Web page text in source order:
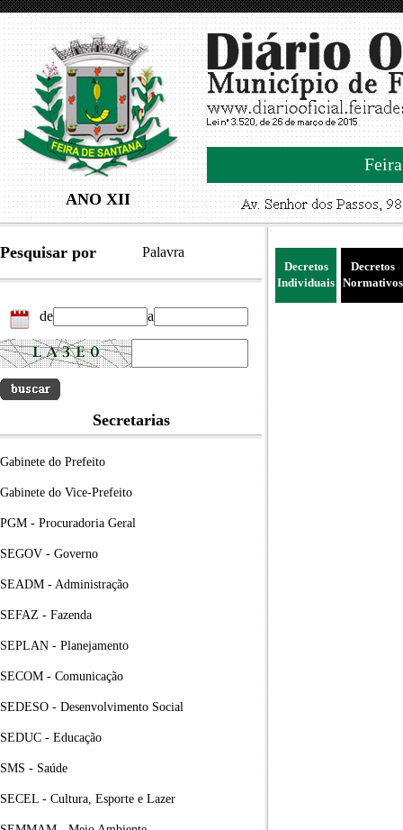
ANO XII
Pesquisar por Palavra
de a
Secretarias
Gabinete do Prefeito
Gabinete do Vice-Prefeito
PGM - Procuradoria Geral
SEGOV - Governo
SEADM - Administração
SEFAZ - Fazenda
SEPLAN - Planejamento
SECOM - Comunicação
SEDESO - Desenvolvimento Social
SEDUC - Educação
SMS - Saúde
SECEL - Cultura, Esporte e Lazer
Decretos
Individuais
Decretos
Normativos